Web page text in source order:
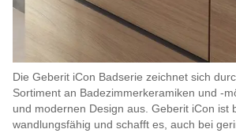
Die Geberit iCon Badserie zeichnet sich
Sortiment an Badezimmerkeramiken und -
und modernen Design aus. Geberit iCon ist
wandlungsfähig und schafft es, auch bei